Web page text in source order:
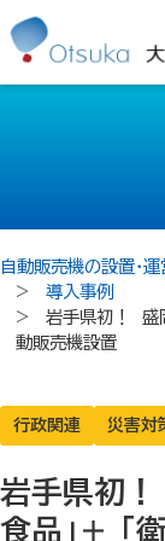
自動販売機の設置・
導入事例
岩手県初！ 盛
動販売機設置
行政関連 災害対
岩手県初
食品」＋ 「